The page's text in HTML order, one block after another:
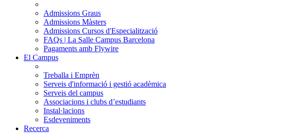
Admissions Graus
Admissions Màsters
Admissions Cursos d'Especialització
FAQs | La Salle Campus Barcelona
Pagaments amb Flywire
El Campus
Treballa i Emprèn
Serveis d'informació i gestió acadèmica
Serveis del campus
Associacions i clubs d’estudiants
Instal·lacions
Esdeveniments
Recerca